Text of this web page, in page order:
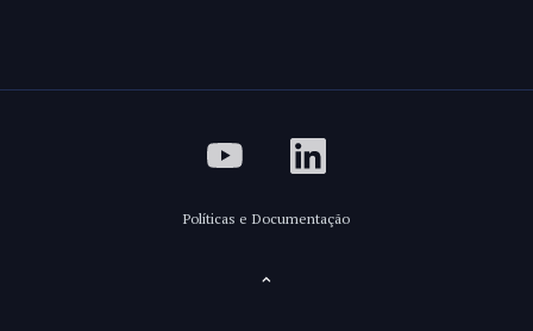
Políticas e Documentação